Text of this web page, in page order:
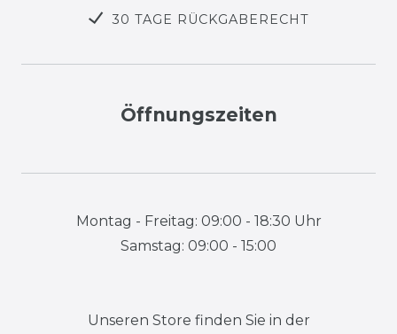
30 TAGE RÜCKGABERECHT
Öffnungszeiten
Montag - Freitag: 09:00 - 18:30 Uhr
Samstag: 09:00 - 15:00
Unseren Store finden Sie in der